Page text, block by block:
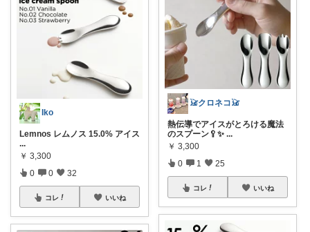
Iko
Lemnos レムノス 15.0% アイス
...
￥ 3,300
0 0 32
コレ いいね
𓃠クロネコ𓃠
熱伝導でアイスがとろける魔法
のスプーン🥄✨ ...
￥ 3,300
0 1 25
コレ いいね